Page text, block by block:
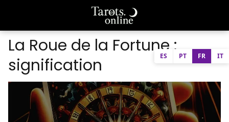
La Roue de la Fortune :
signification
ES PT FR IT